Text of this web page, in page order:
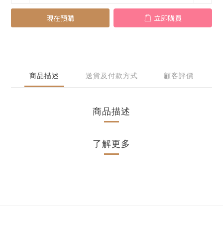
現在預購 立即購買
商品描述 送貨及付款方式 顧客評價
商品描述
了解更多